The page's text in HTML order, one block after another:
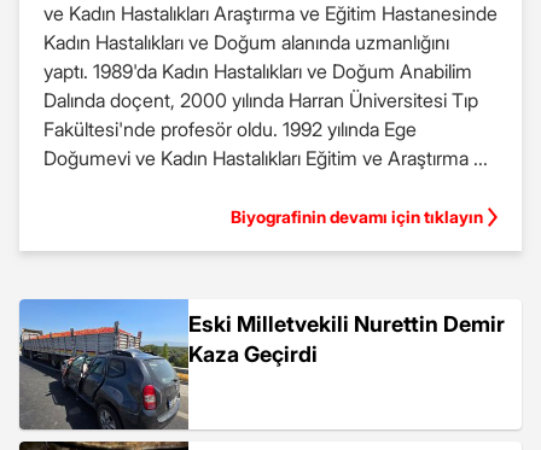
ve Kadın Hastalıkları Araştırma ve Eğitim Hastanesinde
Kadın Hastalıkları ve Doğum alanında uzmanlığını
yaptı. 1989'da Kadın Hastalıkları ve Doğum Anabilim
Dalında doçent, 2000 yılında Harran Üniversitesi Tıp
Fakültesi'nde profesör oldu. 1992 yılında Ege
Doğumevi ve Kadın Hastalıkları Eğitim ve Araştırma ...
Biyografinin devamı için tıklayın
Eski Milletvekili Nurettin Demir
Kaza Geçirdi